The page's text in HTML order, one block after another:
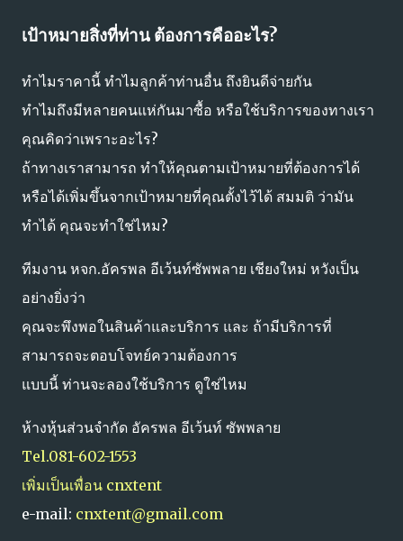
เป้าหมายสิ่งที่ท่าน ต้องการคืออะไร?
ทำไมราคานี้ ทำไมลูกค้าท่านอื่น ถึงยินดีจ่ายกัน
ทำไมถึงมีหลายคนแห่กันมาซื้อ หรือใช้บริการของทางเรา
คุณคิดว่าเพราะอะไร?
ถ้าทางเราสามารถ ทำให้คุณตามเป้าหมายที่ต้องการได้
หรือได้เพิ่มขึ้นจากเป้าหมายที่คุณตั้งไว้ได้ สมมติ ว่ามัน
ทำได้ คุณจะทำใช่ไหม?
ทีมงาน หจก.อัครพล อีเว้นท์ซัพพลาย เชียงใหม่ หวังเป็น
อย่างยิ่งว่า
คุณจะพึงพอในสินค้าและบริการ และ ถ้ามีบริการที่
สามารถจะตอบโจทย์ความต้องการ
แบบนี้ ท่านจะลองใช้บริการ ดูใช่ไหม
ห้างหุ้นส่วนจำกัด อัครพล อีเว้นท์ ซัพพลาย
Tel.081-602-1553
เพิ่มเป็นเพื่อน cnxtent
e-mail: cnxtent@gmail.com